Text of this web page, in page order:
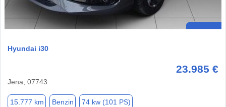
Hyundai i30
23.985 €
Jena, 07743
15.777 km Benzin 74 kw (101 PS)